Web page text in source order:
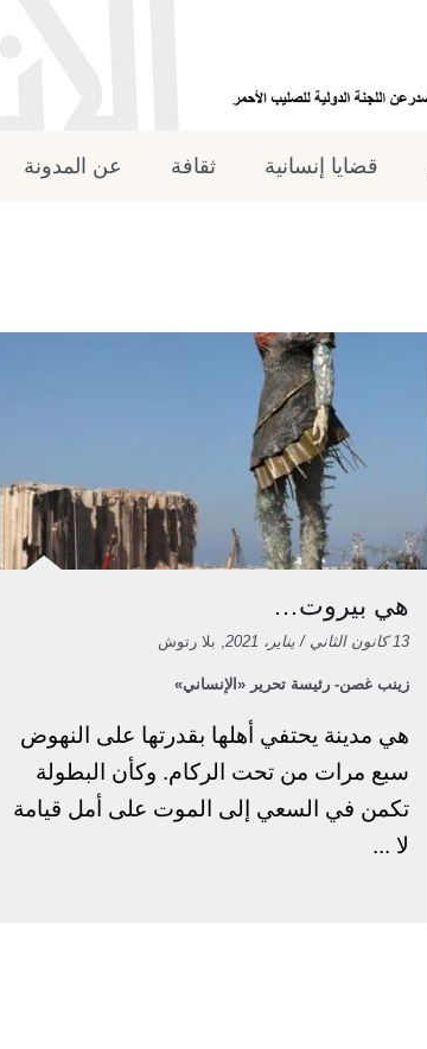
قضايا إنسانية ثقافة عن المدونة
هي بيروت…
13 كانون الثاني / يناير، 2021 , بلا رتوش
زينب غصن- رئيسة تحرير «الإنساني»
هي مدينة يحتفي أهلها بقدرتها على النهوض
سبع مرات من تحت الركام. وكأن البطولة
تكمن في السعي إلى الموت على أمل قيامة
لا ...